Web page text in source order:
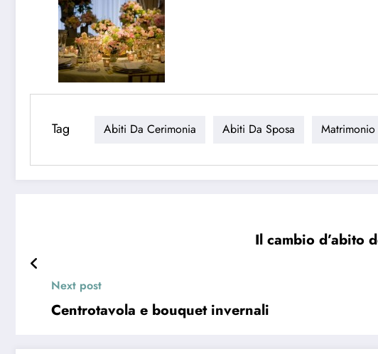
Tag Abiti Da Cerimonia Abiti Da Sposa Matrimonio
Il cambio d’abito
Next post
Centrotavola e bouquet invernali